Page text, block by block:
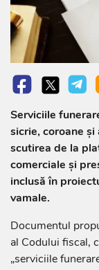
Serviciile
sicrie, coroane
scutirea de la
comerciale și
inclusă în
vamale.
Documentul
al Codului fiscal,
„serviciile